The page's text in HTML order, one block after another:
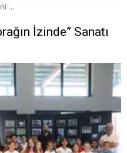
…
İzinde” Sanatı